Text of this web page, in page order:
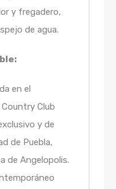
y fregadero,
de agua.
en el
Club
y de
de Puebla,
de Angelopolis.